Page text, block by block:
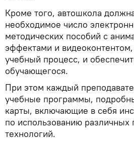
Кроме того, автошкола
необходимое число
методических пособий с
эффектами и
учебный процесс, и
обучающегося.
При этом каждый
учебные программы,
карты, включающие в себя
по использованию различных
технологий.